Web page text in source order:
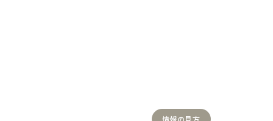
情報の見方